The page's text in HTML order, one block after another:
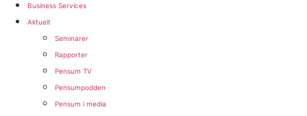
Business Services
Aktuelt
Seminarer
Rapporter
Pensum TV
Pensumpodden
Pensum i media